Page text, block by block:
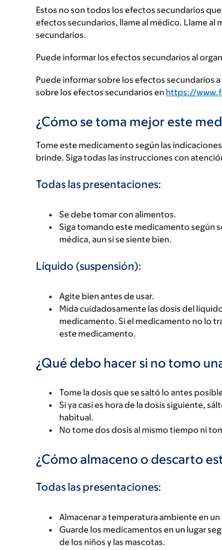
Estos no son todos los efectos secundarios
efectos secundarios, llame al médico. Llame al
secundarios.
Puede informar los efectos secundarios al
Puede informar sobre los efectos secundarios a
sobre los efectos secundarios en https://
¿Cómo se toma mejor este
Tome este medicamento según las
brinde. Siga todas las instrucciones con
Todas las presentaciones:
Se debe tomar con alimentos.
Siga tomando este medicamento según
médica, aun si se siente bien.
Líquido (suspensión):
Agite bien antes de usar.
Mida cuidadosamente las dosis del
medicamento. Si el medicamento no lo
este medicamento.
¿Qué debo hacer si no tomo
Tome la dosis que se saltó lo antes
Si ya casi es hora de la dosis siguiente,
habitual.
No tome dos dosis al mismo tiempo ni
¿Cómo almaceno o descarto
Todas las presentaciones:
Almacenar a temperatura ambiente en
Guarde los medicamentos en un lugar
de los niños y las mascotas.